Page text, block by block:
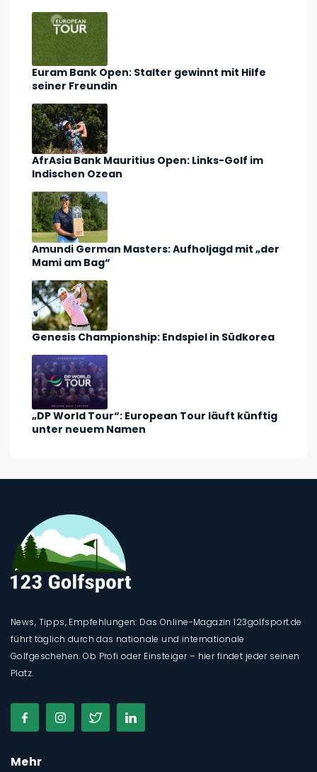
Euram Bank Open: Stalter gewinnt mit Hilfe
seiner Freundin
AfrAsia Bank Mauritius Open: Links-Golf im
Indischen Ozean
Amundi German Masters: Aufholjagd mit „der
Mami am Bag“
Genesis Championship: Endspiel in Südkorea
„DP World Tour“: European Tour läuft künftig
unter neuem Namen
News, Tipps, Empfehlungen: Das Online-Magazin 123golfsport.de
führt täglich durch das nationale und internationale
Golfgeschehen. Ob Profi oder Einsteiger – hier findet jeder seinen
Platz.
Mehr